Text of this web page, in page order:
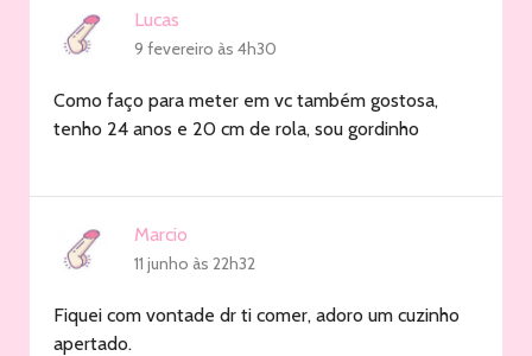
Lucas
9 fevereiro às 4h30
Como faço para meter em vc também gostosa,
tenho 24 anos e 20 cm de rola, sou gordinho
Marcio
11 junho às 22h32
Fiquei com vontade dr ti comer, adoro um cuzinho
apertado.